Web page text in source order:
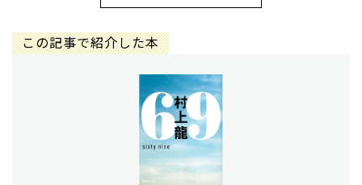
この記事で紹介した本